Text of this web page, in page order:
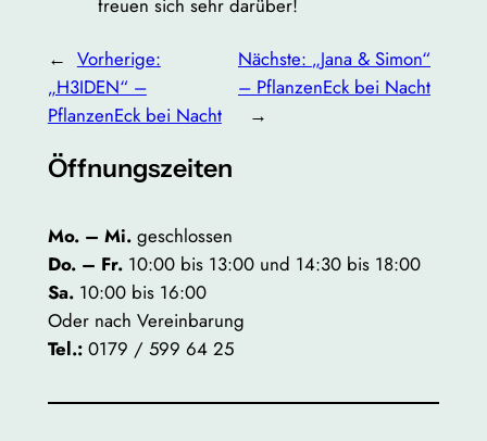
freuen sich sehr darüber!
← Vorherige:
„H3IDEN“ –
PflanzenEck bei Nacht
Nächste: „Jana & Simon“
– PflanzenEck bei Nacht
→
Öffnungszeiten
Mo. – Mi.geschlossen
Do. – Fr. 10:00 bis 13:00 und 14:30 bis 18:00
Sa.10:00 bis 16:00
Oder nach Vereinbarung
Tel.:0179 / 599 64 25